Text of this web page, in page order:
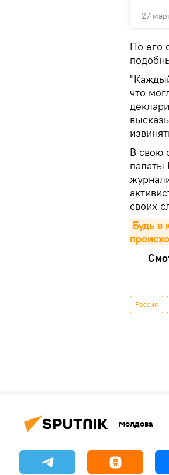
27
По его
что
В свою
палаты
своих
Будь в
Россия
Молдова